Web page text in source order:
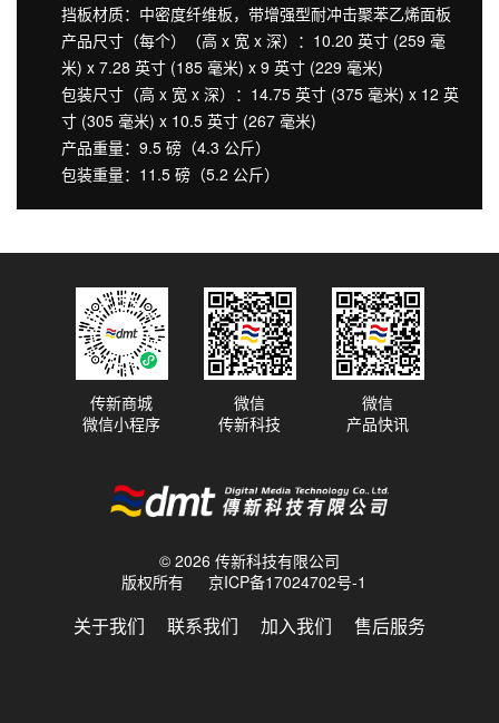
挡板材质：中密度纤维板，带增强型耐冲击聚苯乙烯面板
产品尺寸（每个）（高 x 宽 x 深）：10.20 英寸 (259 毫
米) x 7.28 英寸 (185 毫米) x 9 英寸 (229 毫米)
包装尺寸（高 x 宽 x 深）：14.75 英寸 (375 毫米) x 12 英
寸 (305 毫米) x 10.5 英寸 (267 毫米)
产品重量：9.5 磅（4.3 公斤）
包装重量：11.5 磅（5.2 公斤）
© 2026 传新科技有限公司
版权所有
京ICP备17024702号-1
关于我们 联系我们 加入我们 售后服务
传新商城
微信小程序
微信
传新科技
微信
产品快讯